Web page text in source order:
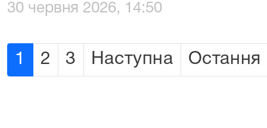
30 червня 2026, 14:50
1 2 3 Наступна Остання